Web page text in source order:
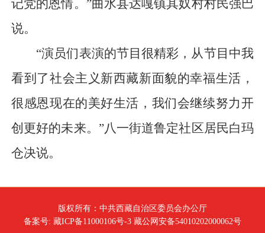
记党的恩情。”曲水县达嘎镇其奴村村民强巴
说。
“演员们表演的节目很精彩，从节目中我
看到了社会主义新西藏新面貌的幸福生活，
很感恩现在的美好生活，我们会继续努力开
创更好的未来。”八一街道鲁定社区居民白玛
仓决说。
版权所有：中共西藏自治区委员会办公厅
备案号: 藏ICP备11000106号-3 藏公网安备54010202000062号